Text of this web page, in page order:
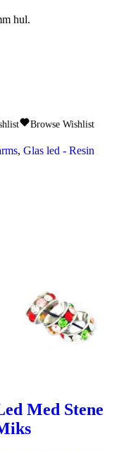
hul.
Browse Wishlist
, Glas led - Resin
Med Stene